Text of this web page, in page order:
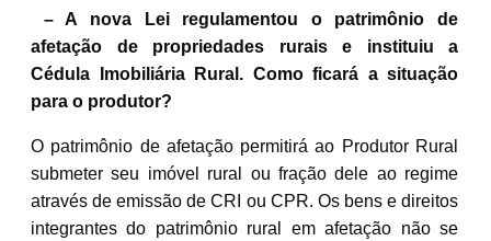
– A nova Lei regulamentou o patrimônio de
afetação de propriedades rurais e instituiu a
Cédula Imobiliária Rural. Como ficará a situação
para o produtor?
O patrimônio de afetação permitirá ao Produtor Rural
submeter seu imóvel rural ou fração dele ao regime
através de emissão de CRI ou CPR. Os bens e direitos
integrantes do patrimônio rural em afetação não se